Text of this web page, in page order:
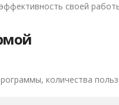
своей
количества